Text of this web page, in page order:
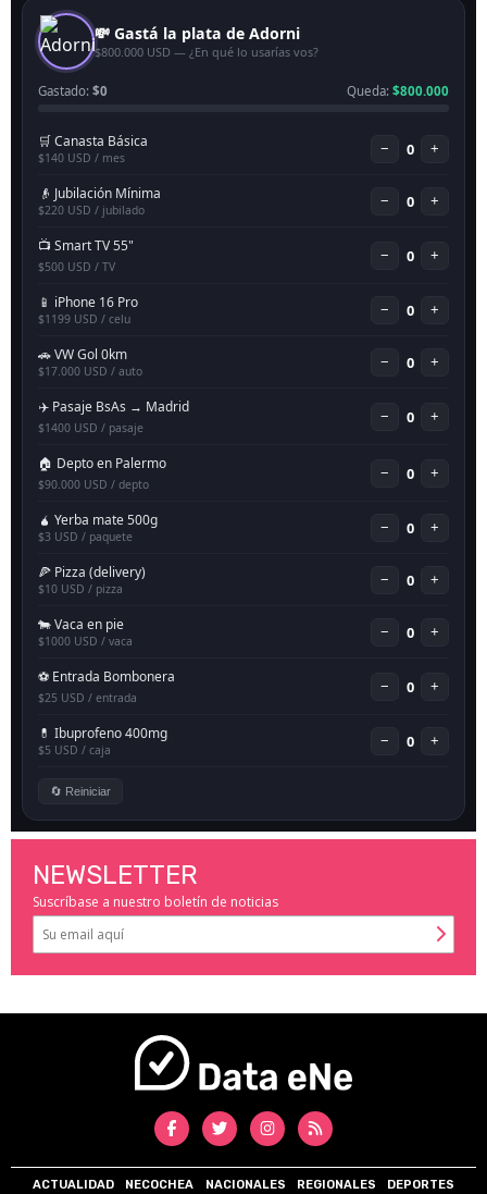
NEWSLETTER
Suscríbase a nuestro boletín de noticias
ACTUALIDAD NECOCHEA NACIONALES REGIONALES DEPORTES